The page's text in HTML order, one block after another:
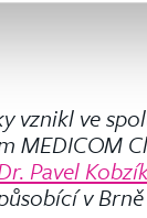
vznikl ve
MEDICOM
Pavel
v Brně